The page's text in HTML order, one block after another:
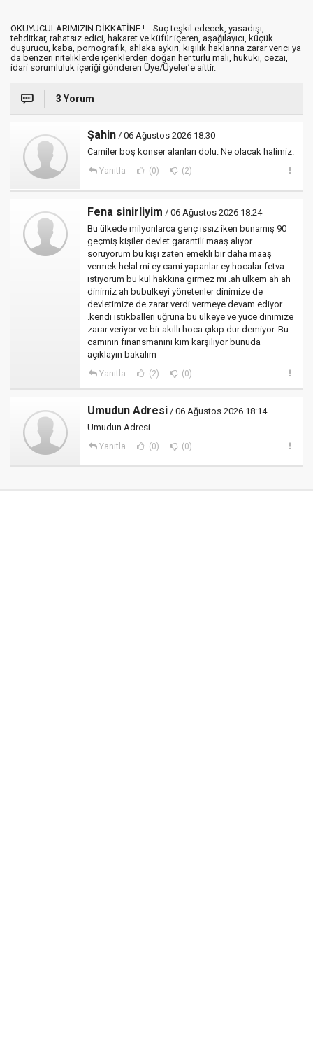
OKUYUCULARIMIZIN DİKKATİNE !... Suç teşkil edecek, yasadışı,
tehditkar, rahatsız edici, hakaret ve küfür içeren, aşağılayıcı, küçük
düşürücü, kaba, pornografik, ahlaka aykırı, kişilik haklarına zarar verici ya
da benzeri niteliklerde içeriklerden doğan her türlü mali, hukuki, cezai,
idari sorumluluk içeriği gönderen Üye/Üyeler’e aittir.
3 Yorum
Şahin / 06 Ağustos 2026 18:30
Camiler boş konser alanları dolu. Ne olacak halimiz.
Yanıtla (0) (2)
Fena sinirliyim / 06 Ağustos 2026 18:24
Bu ülkede milyonlarca genç ıssız iken bunamış 90
geçmiş kişiler devlet garantili maaş alıyor
soruyorum bu kişi zaten emekli bir daha maaş
vermek helal mi ey cami yapanlar ey hocalar fetva
istiyorum bu kül hakkına girmez mi .ah ülkem ah ah
dinimiz ah bubulkeyi yönetenler dinimize de
devletimize de zarar verdi vermeye devam ediyor
.kendi istikballeri uğruna bu ülkeye ve yüce dinimize
zarar veriyor ve bir akıllı hoca çıkıp dur demiyor. Bu
caminin finansmanını kim karşılıyor bunuda
açıklayın bakalım
Yanıtla (2) (0)
Umudun Adresi / 06 Ağustos 2026 18:14
Umudun Adresi
Yanıtla (0) (0)